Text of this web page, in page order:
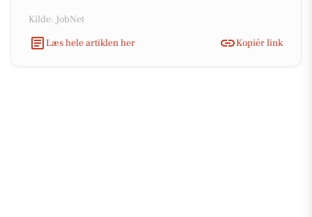
Kilde: JobNet
Læs hele artiklen her
Kopiér link